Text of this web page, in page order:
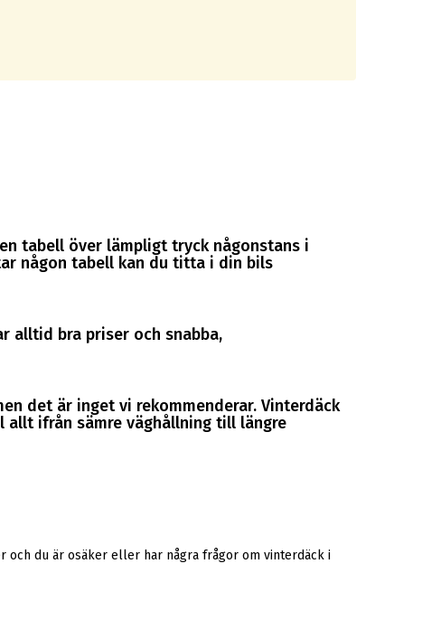
tabell över lämpligt tryck någonstans i
någon tabell kan du titta i din bils
alltid bra priser och snabba,
det är inget vi rekommenderar. Vinterdäck
allt ifrån sämre väghållning till längre
och du är osäker eller har några frågor om vinterdäck i